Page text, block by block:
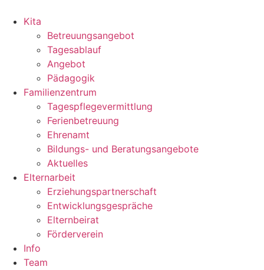
Kita
Betreuungsangebot
Tagesablauf
Angebot
Pädagogik
Familienzentrum
Tagespflegevermittlung
Ferienbetreuung
Ehrenamt
Bildungs- und Beratungsangebote
Aktuelles
Elternarbeit
Erziehungspartnerschaft
Entwicklungsgespräche
Elternbeirat
Förderverein
Info
Team